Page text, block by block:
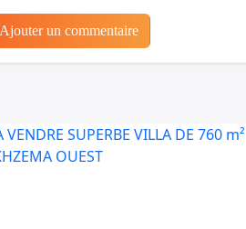
Ajouter un commentaire